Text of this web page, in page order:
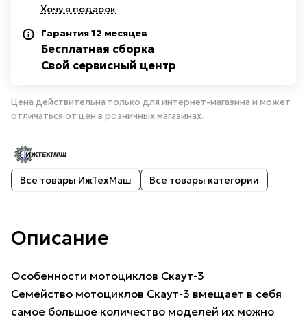
Хочу в подарок
Гарантия 12 месяцев
Бесплатная сборка
Свой сервисный центр
Цена действительна только для интернет-магазина и может
отличаться от цен в розничных магазинах.
Все товары ИжТехМаш Все товары категории
Описание
Особенности мотоциклов Скаут-3
Семейство мотоциклов Скаут-3 вмещает в себя
самое большое количество моделей их можно